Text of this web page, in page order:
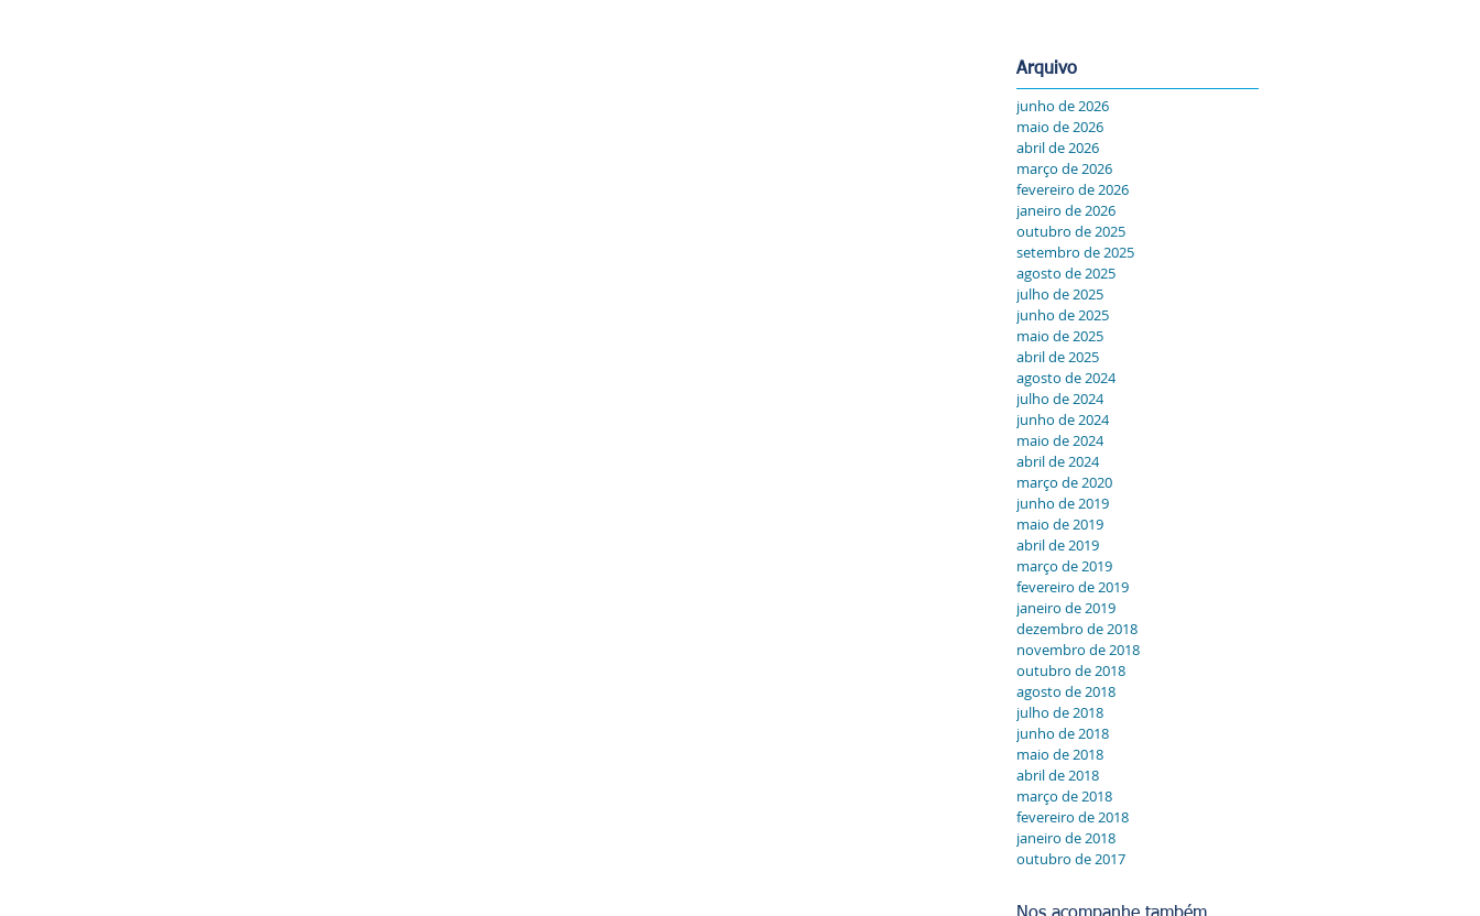
Arquivo
junho de 2026
maio de 2026
abril de 2026
março de 2026
fevereiro de 2026
janeiro de 2026
outubro de 2025
setembro de 2025
agosto de 2025
julho de 2025
junho de 2025
maio de 2025
abril de 2025
agosto de 2024
julho de 2024
junho de 2024
maio de 2024
abril de 2024
março de 2020
junho de 2019
maio de 2019
abril de 2019
março de 2019
fevereiro de 2019
janeiro de 2019
dezembro de 2018
novembro de 2018
outubro de 2018
agosto de 2018
julho de 2018
junho de 2018
maio de 2018
abril de 2018
março de 2018
fevereiro de 2018
janeiro de 2018
outubro de 2017